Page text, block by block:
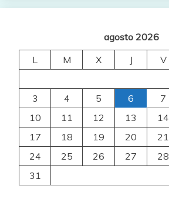
agosto 2026
L
M X J V
3
4 5 6 7
10
11 12 13 14
17
18 19 20 21
24
25 26 27 28
31